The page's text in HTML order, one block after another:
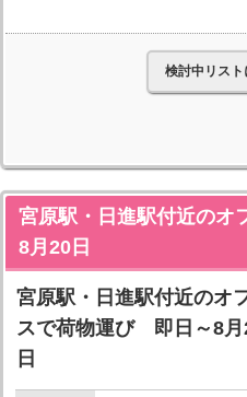
検討中リスト
宮原駅・日進駅付近の
8月20日
宮原駅・日進駅付近のオ
スで荷物運び 即日～8月
日